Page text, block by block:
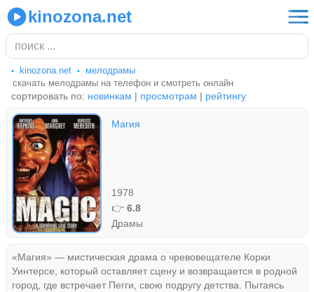
kinozona.net
kinozona.net
мелодрамы
скачать мелодрамы на телефон и смотреть онлайн
сортировать по: новинкам | просмотрам | рейтингу
Магия
1978
👉6.8
Драмы
«Магия» — мистическая драма о чревовещателе Корки
Уинтерсе, который оставляет сцену и возвращается в родной
город, где встречает Пегги, свою подругу детства. Пытаясь